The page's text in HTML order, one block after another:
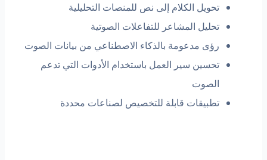
تحويل الكلام إلى نص للمنصات التحليلية
تحليل المشاعر للتفاعلات الصوتية
رؤى مدعومة بالذكاء الاصطناعي من بيانات الصوت
تحسين سير العمل باستخدام الأدوات التي تدعم
الصوت
تطبيقات قابلة للتخصيص لصناعات محددة